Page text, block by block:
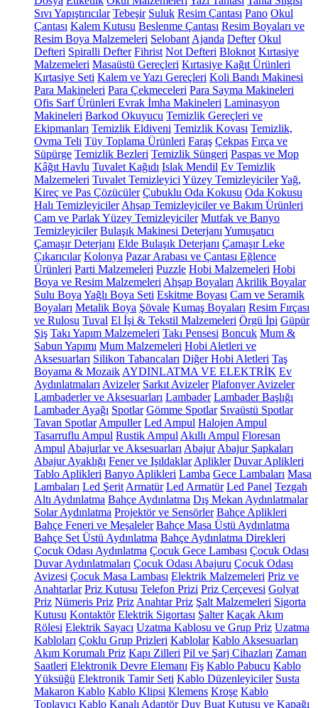
Sıvı Yapıştırıcılar Tebeşir Suluk Resim Çantası Pano Okul
Çantası Kalem Kutusu Beslenme Çantası Resim Boyaları ve
Resim Boya Malzemeleri Selobant Ajanda Defter Okul
Defteri Spiralli Defter Fihrist Not Defteri Bloknot Kırtasiye
Malzemeleri Masaüstü Gereçleri Kırtasiye Kağıt Ürünleri
Kırtasiye Seti Kalem ve Yazı Gereçleri Koli Bandı Makinesi
Para Makineleri Para Çekmeceleri Para Sayma Makineleri
Ofis Sarf Ürünleri Evrak İmha Makineleri Laminasyon
Makineleri Barkod Okuyucu Temizlik Gereçleri ve
Ekipmanları Temizlik Eldiveni Temizlik Kovası Temizlik,
Ovma Teli Tüy Toplama Ürünleri Faraş Çekpas Fırça ve
Süpürge Temizlik Bezleri Temizlik Süngeri Paspas ve Mop
Kâğıt Havlu Tuvalet Kağıdı Islak Mendil Ev Temizlik
Malzemeleri Tuvalet Temizleyici Yüzey TemizleyicilerYağ,
Kireç ve Pas Çözücüler Çubuklu Oda Kokusu Oda Kokusu
Halı Temizleyiciler Ahşap Temizleyiciler ve Bakım Ürünleri
Cam ve Parlak Yüzey Temizleyiciler Mutfak ve Banyo
Temizleyiciler Bulaşık Makinesi Deterjanı Yumuşatıcı
Çamaşır Deterjanı Elde Bulaşık Deterjanı Çamaşır Leke
Çıkarıcılar Kolonya Pazar Arabası ve Çantası Eğlence
Ürünleri Parti Malzemeleri Puzzle Hobi Malzemeleri Hobi
Boya ve Resim Malzemeleri Ahşap Boyaları Akrilik Boyalar
Sulu Boya Yağlı Boya Seti Eskitme Boyası Cam ve Seramik
Boyaları Metalik Boya Şövale Kumaş Boyaları Resim Fırçası
ve Rulosu Tuval El İşi & Tekstil Malzemeleri Örgü İpi Güpür
Şiş Takı Yapım Malzemeleri Takı Pensesi Boncuk Mum &
Sabun Yapımı Mum Malzemeleri Hobi Aletleri ve
Aksesuarları Silikon Tabancaları Diğer Hobi Aletleri Taş
Boyama & Mozaik AYDINLATMA VE ELEKTRİK Ev
Aydınlatmaları Avizeler Sarkıt Avizeler Plafonyer Avizeler
Lambaderler ve Aksesuarları Lambader Lambader Başlığı
Lambader Ayağı Spotlar Gömme Spotlar Sıvaüstü Spotlar
Tavan Spotlar Ampuller Led Ampul Halojen Ampul
Tasarruflu Ampul Rustik Ampul Akıllı Ampul Floresan
Ampul Abajurlar ve Aksesuarları Abajur Abajur Şapkaları
Abajur Ayaklığı Fener ve Işıldaklar Aplikler Duvar Aplikleri
Tablo Aplikleri Banyo Aplikleri Lamba Gece Lambaları Masa
Lambaları Led Şerit Armatür Led Armatür Led Panel Tezgah
Altı Aydınlatma Bahçe Aydınlatma Dış Mekan Aydınlatmalar
Solar Aydınlatma Projektör ve Sensörler Bahçe Aplikleri
Bahçe Feneri ve Meşaleler Bahçe Masa Üstü Aydınlatma
Bahçe Set Üstü Aydınlatma Bahçe Aydınlatma Direkleri
Çocuk Odası Aydınlatma Çocuk Gece Lambası Çocuk Odası
Duvar Aydınlatmaları Çocuk Odası Abajuru Çocuk Odası
Avizesi Çocuk Masa Lambası Elektrik Malzemeleri Priz ve
Anahtarlar Priz Kutusu Telefon Prizi Priz Çerçevesi Golyat
Priz Nümeris Priz Priz Anahtar Priz Şalt Malzemeleri Sigorta
Kutusu Kontaktör Elektrik Sigortası Şalter Kaçak Akım
Rölesi Elektrik Sayacı Uzatma Kablosu ve Grup Priz Uzatma
Kabloları Çoklu Grup Prizleri Kablolar Kablo Aksesuarları
Akım Korumalı Priz Kapı Zilleri Pil ve Şarj Cihazları Zaman
Saatleri Elektronik Devre Elemanı Fiş Kablo Pabucu Kablo
Yüksüğü Elektronik Tamir Seti Kablo Düzenleyiciler Susta
Makaron Kablo Kablo Klipsi Klemens Kroşe Kablo
Toplayıcı Kablo Kanalı Adaptör Duy Buat Kutusu ve Kapağı